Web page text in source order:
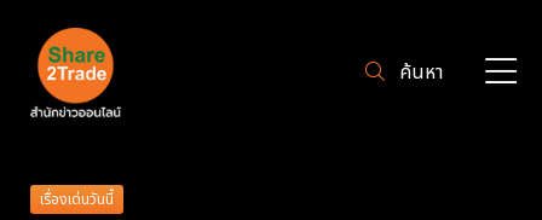
ค้นหา
เรื่องเด่นวันนี้